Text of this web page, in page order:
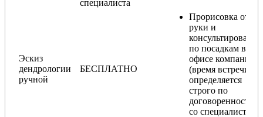
специалиста
Эскиз
дендрологии
ручной
БЕСПЛАТНО
Прорисовка от
руки и
консультирование
по посадкам в
офисе компании
(время встречи
определяется
строго по
договоренности
со специалистом)